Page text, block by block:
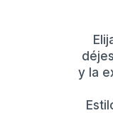
y la